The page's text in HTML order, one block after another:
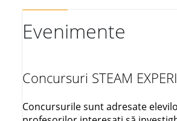
Evenimente
Concursuri STEAM
Concursurile sunt adresate